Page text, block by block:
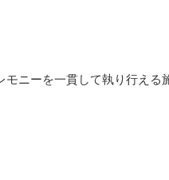
ニーを一貫して執り行える